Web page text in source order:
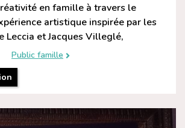
en famille à travers le
artistique inspirée par les
Leccia et Jacques Villeglé,
Public famille